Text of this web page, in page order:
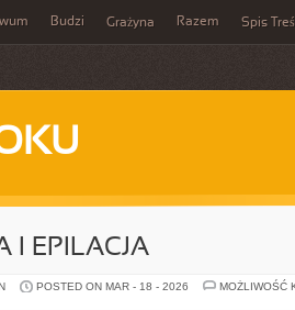
Budzi Grażyna Razem Spis
I EPILACJA
POSTED ON MAR - 18 - 2026
MOŻLIWOŚĆ